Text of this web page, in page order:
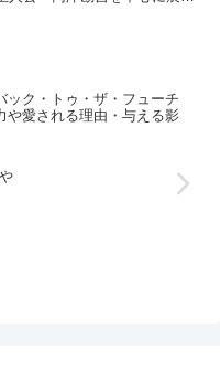
ック・トゥ・ザ・フューチ
や愛される理由・与える影